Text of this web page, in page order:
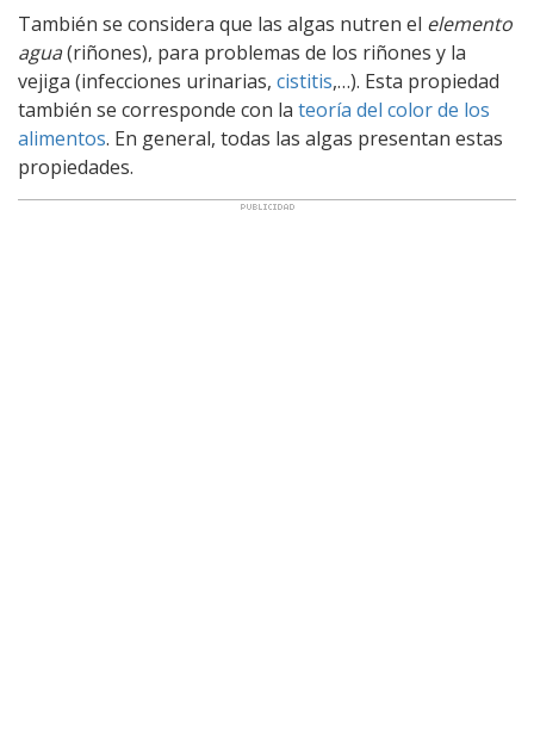
También se considera que las algas nutren el elemento
agua(riñones), para problemas de los riñones y la
vejiga (infecciones urinarias, cistitis,…). Esta propiedad
también se corresponde con la teoría del color de los
alimentos. En general, todas las algas presentan estas
propiedades.